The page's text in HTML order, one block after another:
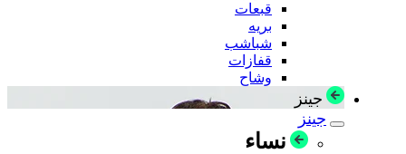
قبعات
بريه
شباشب
قفازات
وشاح
جينز
جينز
نساء